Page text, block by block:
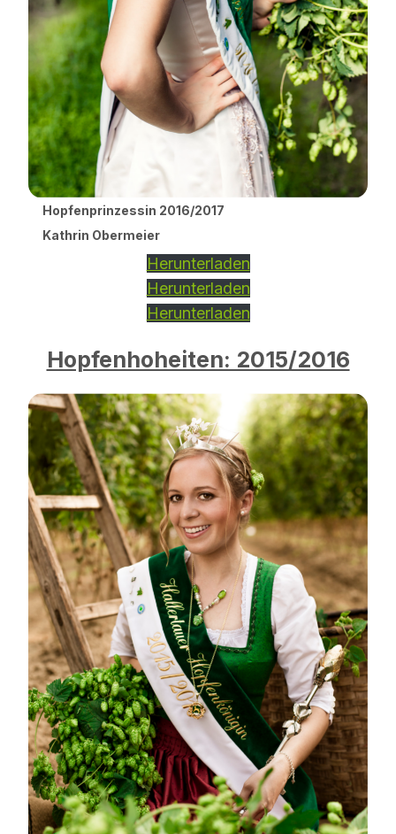
Hopfenprinzessin 2016/2017
Kathrin Obermeier
Herunterladen
Herunterladen
Herunterladen
Hopfenhoheiten: 2015/2016